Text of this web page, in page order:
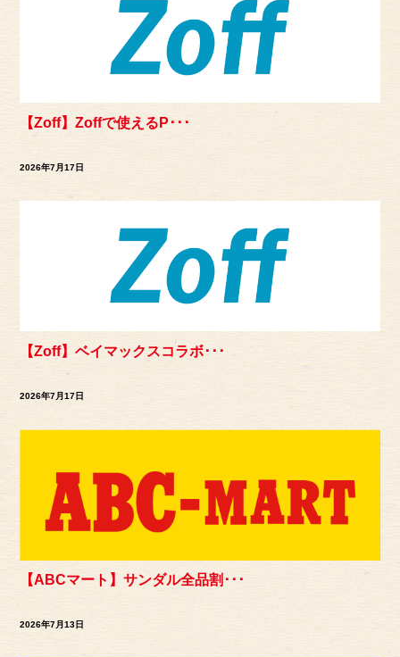
【Zoff】Zoffで使えるP･･･
2026年7月17日
【Zoff】ベイマックスコラボ･･･
2026年7月17日
【ABCマート】サンダル全品割･･･
2026年7月13日